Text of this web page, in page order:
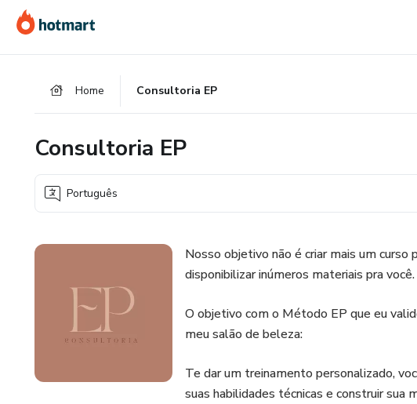
para
o
para
o
para
o
Home Consultoria EP
Consultoria EP
Português
Nosso objetivo não é criar mais um
disponibilizar inúmeros materiais pra você.
O objetivo com o Método EP que eu
meu salão de beleza:
Te dar um treinamento personalizado,
suas habilidades técnicas e construir sua